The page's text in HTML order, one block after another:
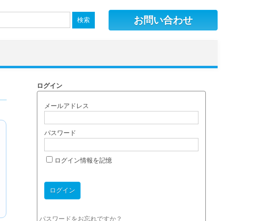
お問い合わせ
ログイン
メールアドレス
パスワード
ログイン情報を記憶
パスワードをお忘れですか？